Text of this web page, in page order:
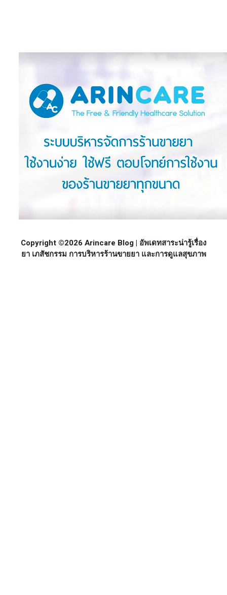
Copyright ©2026 Arincare Blog | อัพเดทสาระน่ารู้เรื่อง
ยา เภสัชกรรม การบริหารร้านขายยา และการดูแลสุขภาพ